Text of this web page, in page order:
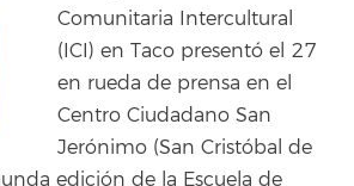
Comunitaria Intercultural
(ICI) en Taco presentó el 27
en rueda de prensa en el
Centro Ciudadano San
Jerónimo (San Cristóbal de
edición de la Escuela de